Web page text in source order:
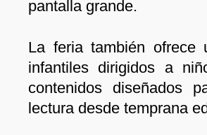
pantalla grande.
La feria también ofrece
infantiles dirigidos a
contenidos diseñados
lectura desde temprana